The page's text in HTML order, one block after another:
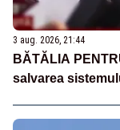
3 aug. 2026, 21:44
BĂTĂLIA
salvarea